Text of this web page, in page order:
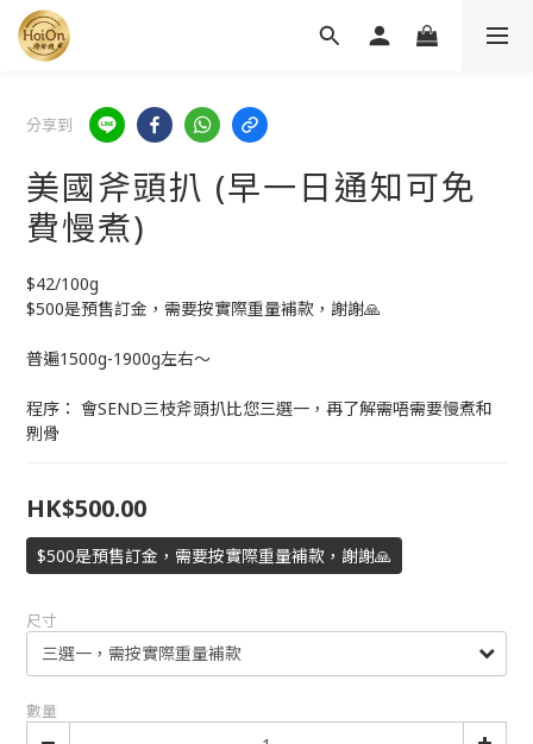
分享到
美國斧頭扒 (早一日通知可免
費慢煮)
$42/100g
$500是預售訂金，需要按實際重量補款，謝謝🙏
普遍1500g-1900g左右～
程序： 會SEND三枝斧頭扒比您三選一，再了解需唔需要慢煮和
𠝹骨
HK$500.00
$500是預售訂金，需要按實際重量補款，謝謝🙏
尺寸
數量